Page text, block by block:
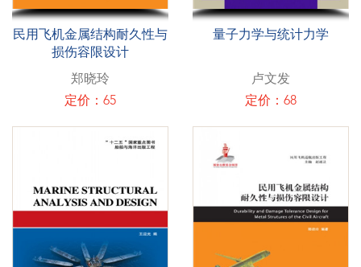
民用飞机金属结构耐久性与
损伤容限设计
郑晓玲
定价：65
量子力学与统计力学
卢文发
定价：68